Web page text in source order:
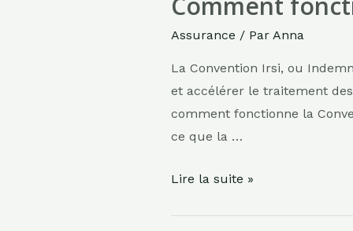
Assurance / Par Anna
La Convention Irsi, ou
et accélérer le traitement
comment fonctionne la
ce que la …
Comment
Lire la suite »